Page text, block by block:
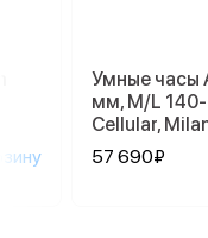
Умные часы
мм, M/L
Cellular,
57 690₽